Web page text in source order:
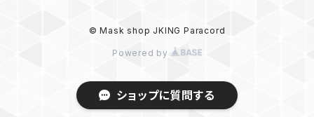
© Mask shop JKING Paracord
Powered by
ショップに質問する